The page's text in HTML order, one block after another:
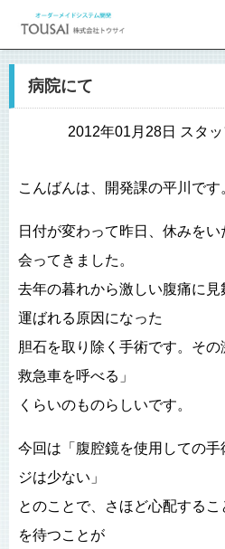
病院にて
2012年01月28日 ス
こんばんは、開発課の平川です
日付が変わって昨日、休みを
会ってきました。
去年の暮れから激しい腹痛に
運ばれる原因になった
胆石を取り除く手術です。そ
救急車を呼べる」
くらいのものらしいです。
今回は「腹腔鏡を使用しての
ジは少ない」
とのことで、さほど心配する
を待つことが